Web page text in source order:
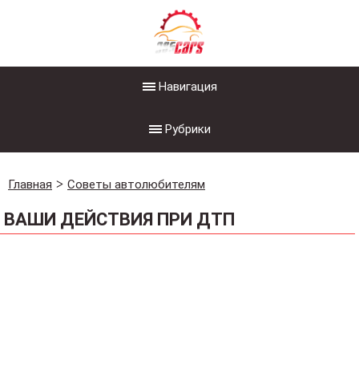
Навигация
Рубрики
Главная Советы автолюбителям
ВАШИ ДЕЙСТВИЯ ПРИ ДТП